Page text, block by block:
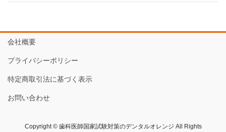
会社概要
プライバシーポリシー
特定商取引法に基づく表示
お問い合わせ
Copyright © 歯科医師国家試験対策のデンタルオレンジ All Rights